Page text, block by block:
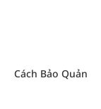
Cách Bảo Quản